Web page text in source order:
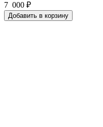
7 000 ₽
Добавить в корзину